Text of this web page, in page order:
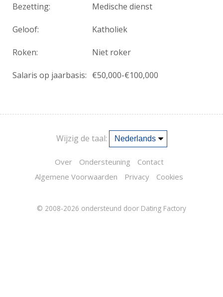
Bezetting: Medische dienst
Geloof: Katholiek
Roken: Niet roker
Salaris op jaarbasis: €50,000-€100,000
Wijzig de taal:
Over Ondersteuning
Contact
Algemene Voorwaarden
Privacy Cookies
© 2008-2026 ondersteund door Dating Factory